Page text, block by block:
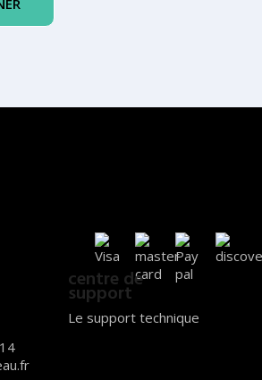
centre de
support
Le support technique